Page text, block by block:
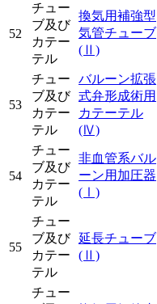
52
チュー
ブ及び
カテー
テル
換気用補強型
気管チューブ
(Ⅱ)
53
チュー
ブ及び
カテー
テル
バルーン拡張
式弁形成術用
カテーテル
(Ⅳ)
54
チュー
ブ及び
カテー
テル
非血管系バル
ーン用加圧器
(Ⅰ)
55
チュー
ブ及び
カテー
テル
延長チューブ
(Ⅱ)
チュー